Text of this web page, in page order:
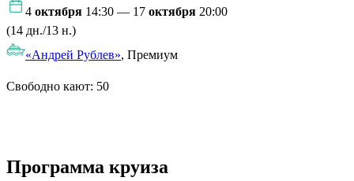
4 октября 14:30 — 17 октября 20:00
(14 дн./13 н.)
«Андрей Рублев», Премиум
Свободно кают: 50
Программа круиза